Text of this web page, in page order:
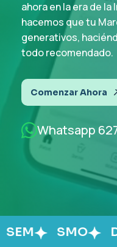
ahora en la era de
hacemos que tu
generativos,
todo recomendado.
Comenzar Ahora
Whatsapp
Comenzar Ahora
Whatsapp 627
Comenzar Ahora
Whatsapp
Comenzar Ahora
Whatsapp 627
Comenzar Ahora
Whatsapp 627
Comenzar Ahora
Whatsapp